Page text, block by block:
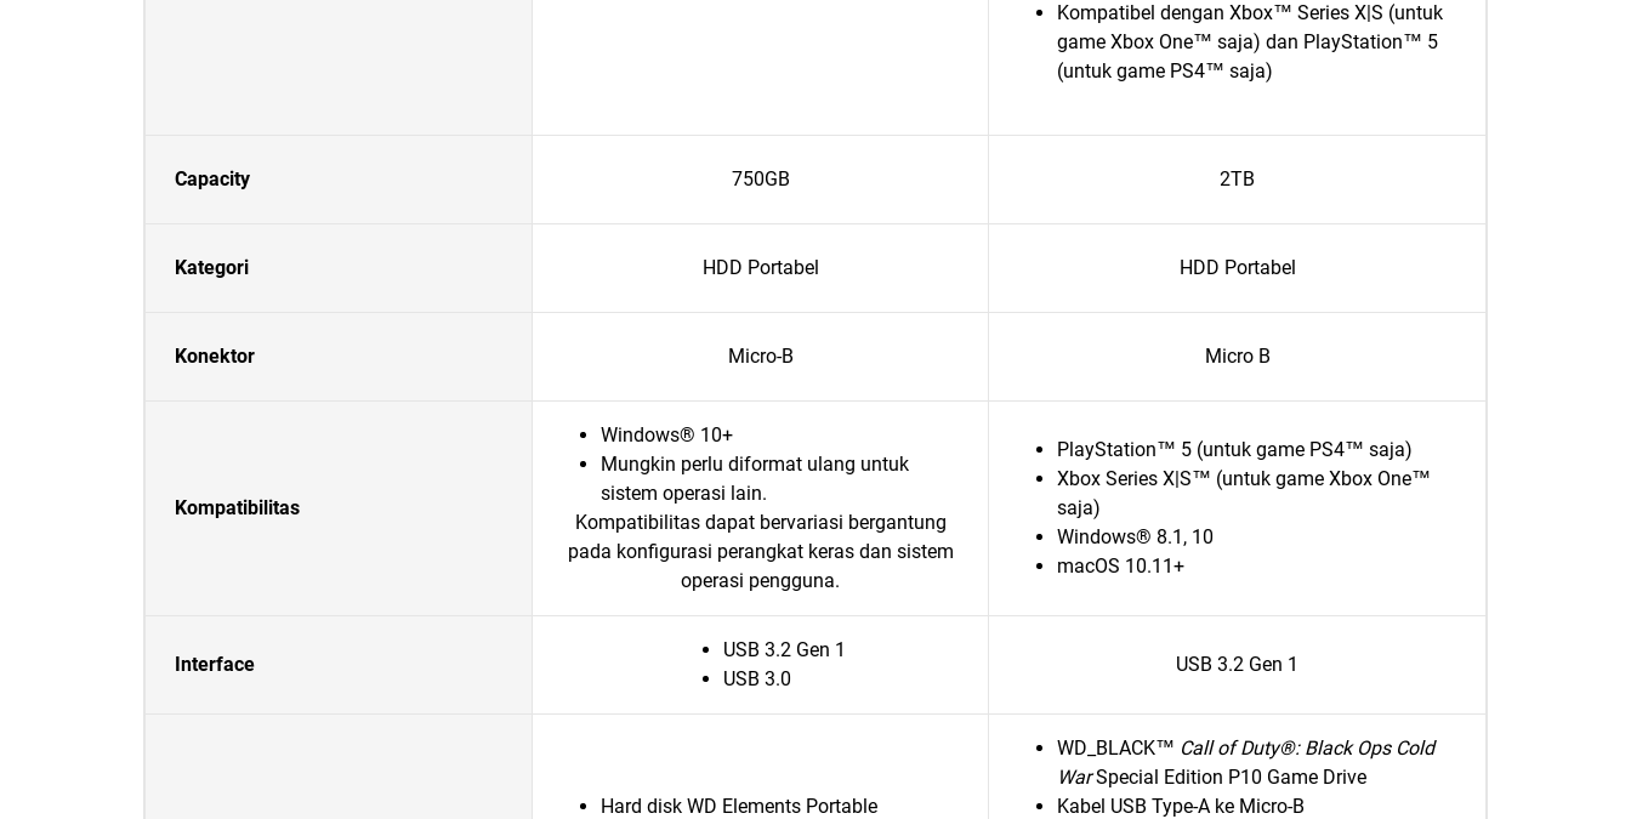
Kompatibel dengan Xbox™ Series X|S (untuk
game Xbox One™ saja) dan PlayStation™ 5
(untuk game PS4™ saja)
Capacity 750GB 2TB
Kategori HDD Portabel HDD Portabel
Konektor Micro-B Micro B
Kompatibilitas
Windows® 10+
Mungkin perlu diformat ulang untuk
sistem operasi lain.
Kompatibilitas dapat bervariasi bergantung
pada konfigurasi perangkat keras dan sistem
operasi pengguna.
PlayStation™ 5 (untuk game PS4™ saja)
Xbox Series X|S™ (untuk game Xbox One™
saja)
Windows® 8.1, 10
macOS 10.11+
Interface
USB 3.2 Gen 1
USB 3.0
USB 3.2 Gen 1
Hard disk WD Elements Portable
WD_BLACK™ Call of Duty®: Black Ops Cold
WarSpecial Edition P10 Game Drive
Kabel USB Type-A ke Micro-B